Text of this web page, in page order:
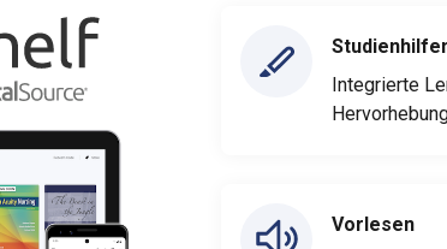
Integrierte
Vorlesen